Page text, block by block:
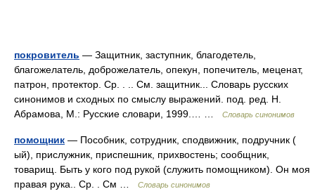
покровитель — Защитник, заступник, благодетель,
благожелатель, доброжелатель, опекун, попечитель, меценат,
патрон, протектор. Ср. . .. См. защитник... Словарь русских
синонимов и сходных по смыслу выражений. под. ред. Н.
Абрамова, М.: Русские словари, 1999.… …
Словарь синонимов
помощник — Пособник, сотрудник, сподвижник, подручник (
ый), прислужник, приспешник, прихвостень; сообщник,
товарищ. Быть у кого под рукой (служить помощником). Он моя
правая рука.. Ср. . См …
Словарь синонимов